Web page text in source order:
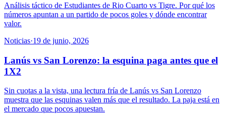
Análisis táctico de Estudiantes de Rio Cuarto vs Tigre. Por qué los
números apuntan a un partido de pocos goles y dónde encontrar
valor.
Noticias·19 de junio, 2026
Lanús vs San Lorenzo: la esquina paga antes que el
1X2
Sin cuotas a la vista, una lectura fría de Lanús vs San Lorenzo
muestra que las esquinas valen más que el resultado. La paja está en
el mercado que pocos apuestan.